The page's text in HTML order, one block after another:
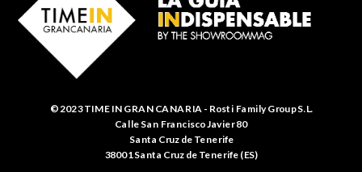
© 2023 TIME IN GRAN CANARIA - Rosti Family Group S.L.
Calle San Francisco Javier 80
Santa Cruz de Tenerife
38001 Santa Cruz de Tenerife (ES)